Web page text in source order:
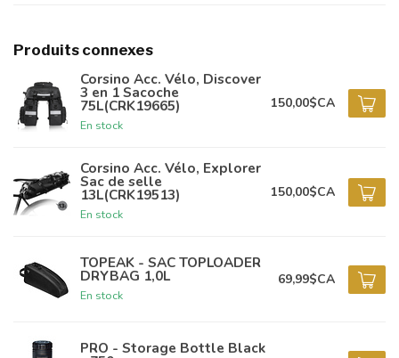
Produits connexes
Corsino Acc. Vélo, Discover
3 en 1 Sacoche
75L(CRK19665)
En stock
150,00$CA
Corsino Acc. Vélo, Explorer
Sac de selle
13L(CRK19513)
En stock
150,00$CA
TOPEAK - SAC TOPLOADER
DRYBAG 1,0L
En stock
69,99$CA
PRO - Storage Bottle Black